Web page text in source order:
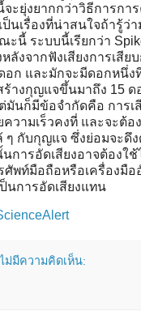
จะยุ่งยากกว่าวิธีการก
นเรื่องที่น่าสนใจถ้ารู้ว่
นี้ ระบบนี้เรียกว่า
งจากฟังเสียงการเสีย
ก และมักจะมีดอกหนึ่ง
างกุญแจขึ้นมาถึง 15 ด
มันก็มีข้อจำกัดคือ การเ
วามเร็วคงที่ และจะต้อ
ๆ กับกุญแจ ซึ่งย่อมจะดึ
นการอัดเสียงอาจต้องใ
พท์มือถือหรือเครื่องมือ
นการอัดเสียงแทน
ไม่มีความคิดเห็น: